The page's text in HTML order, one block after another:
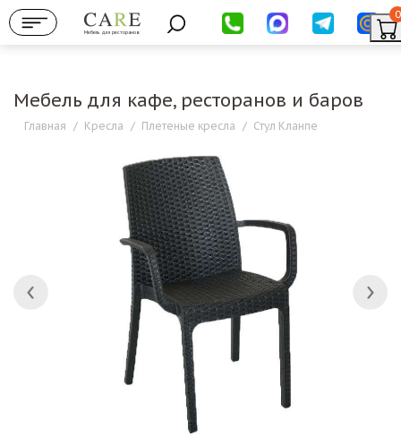
Мебель для ресторанов
0
Мебель для кафе, ресторанов и баров
Главная / Кресла / Плетеные кресла / Стул Кланпе